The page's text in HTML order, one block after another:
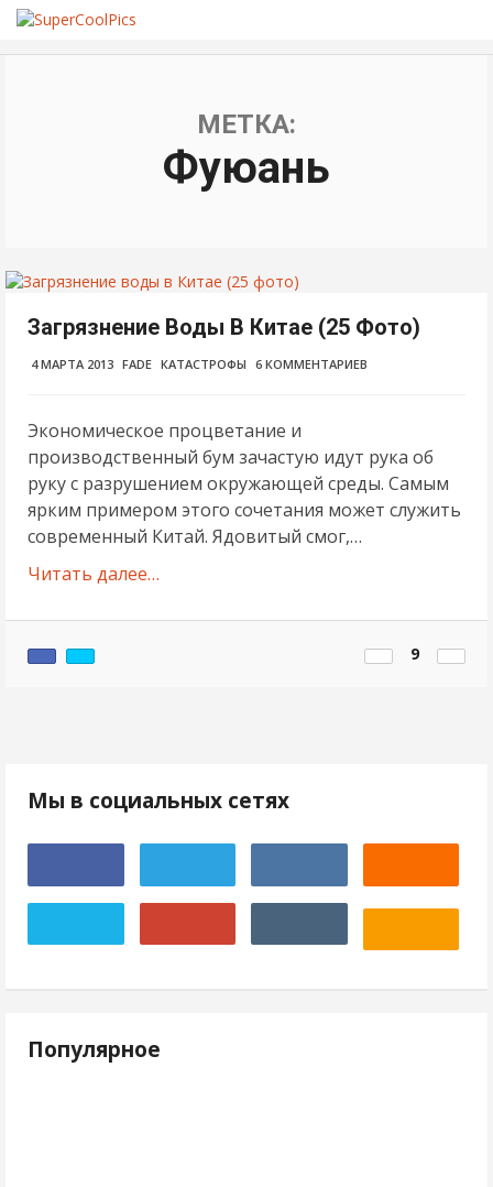
МЕТКА:
Фуюань
Загрязнение Воды В Китае (25 Фото)
4 МАРТА 2013 FADE КАТАСТРОФЫ 6 КОММЕНТАРИЕВ
Экономическое процветание и
производственный бум зачастую идут рука об
руку с разрушением окружающей среды. Самым
ярким примером этого сочетания может служить
современный Китай. Ядовитый смог,…
Читать далее…
9
Мы в социальных сетях
Популярное